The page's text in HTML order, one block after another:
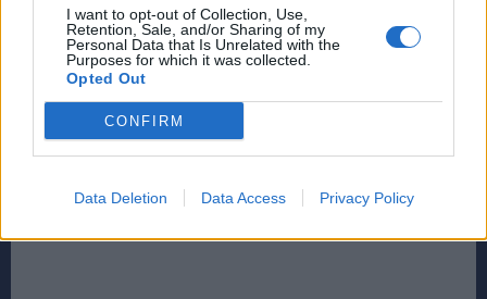
I want to opt-out of Collection, Use,
Retention, Sale, and/or Sharing of my
Personal Data that Is Unrelated with the
Purposes for which it was collected.
Opted Out
CONFIRM
Data Deletion Data Access Privacy Policy